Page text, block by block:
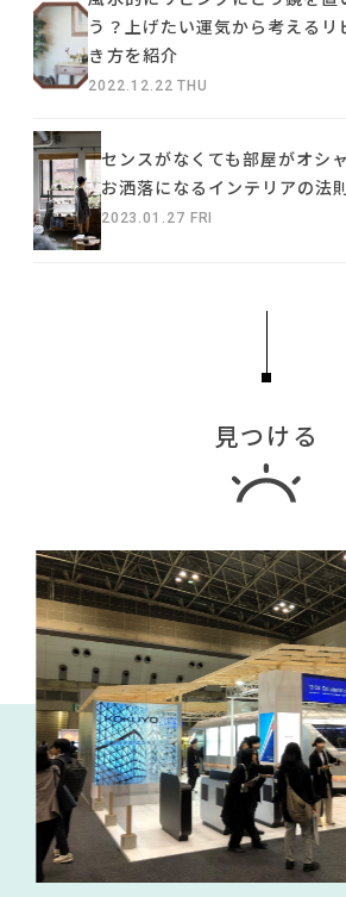
う？上げたい運気から考えるリ
き方を紹介
2022.12.22 THU
センスがなくても部屋がオシ
お洒落になるインテリアの法
2023.01.27 FRI
見つける